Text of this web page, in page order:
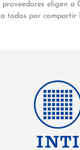
proveedores eligen a
todos por compartir